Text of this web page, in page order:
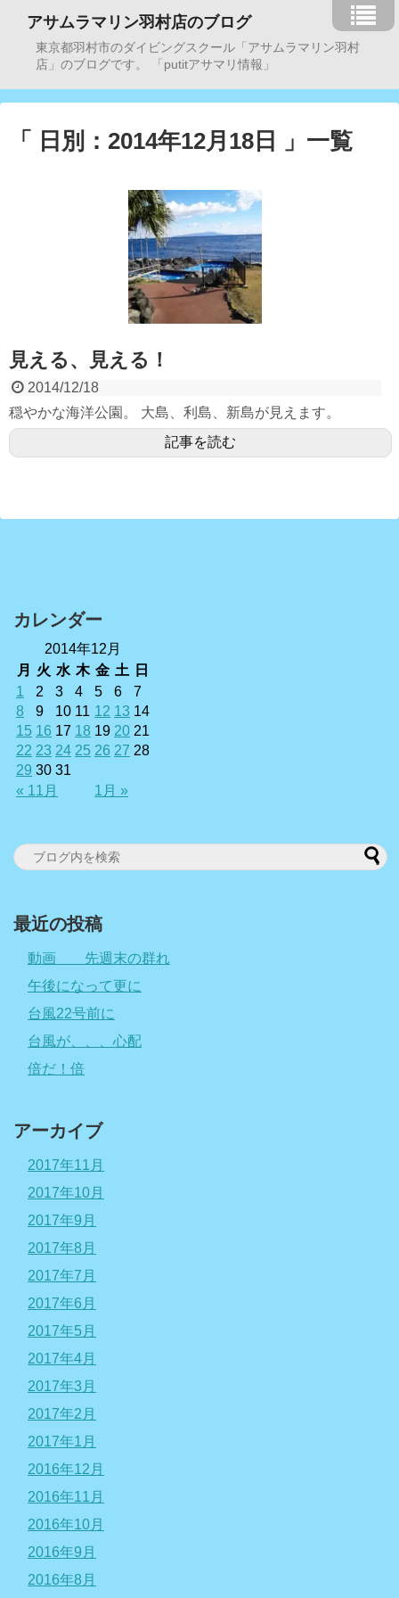
アサムラマリン羽村店のブログ
東京都羽村市のダイビングスクール「アサムラマリン羽村
店」のブログです。 「putitアサマリ情報」
「 日別：2014年12月18日 」一覧
見える、見える！
2014/12/18
穏やかな海洋公園。 大島、利島、新島が見えます。
記事を読む
カレンダー
2014年12月
月
火 水 木 金 土 日
« 11月 1月 »
1 2 3 4 5 6
7
8
9 10 11 12 13 14
15 16 17 18 19 20 21
22 23 24 25 26 27 28
29 30 31
最近の投稿
動画 先週末の群れ
午後になって更に
台風22号前に
台風が、、、心配
倍だ！倍
アーカイブ
2017年11月
2017年10月
2017年9月
2017年8月
2017年7月
2017年6月
2017年5月
2017年4月
2017年3月
2017年2月
2017年1月
2016年12月
2016年11月
2016年10月
2016年9月
2016年8月